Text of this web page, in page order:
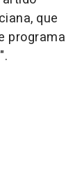
que
programa